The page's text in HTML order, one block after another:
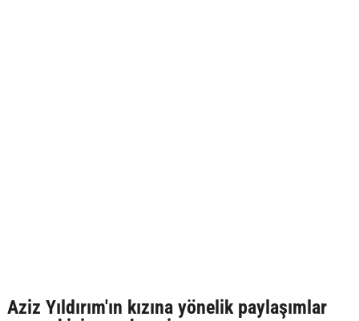
Aziz Yıldırım'ın kızına yönelik paylaşımlar